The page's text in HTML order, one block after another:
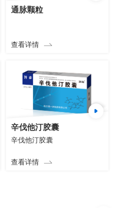
通脉颗粒
查看详情
辛伐他汀胶囊
辛伐他汀胶囊
查看详情